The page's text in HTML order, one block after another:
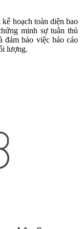
hoạch toàn diện bao
minh sự tuân thủ
đảm bảo việc báo cáo
lượng.